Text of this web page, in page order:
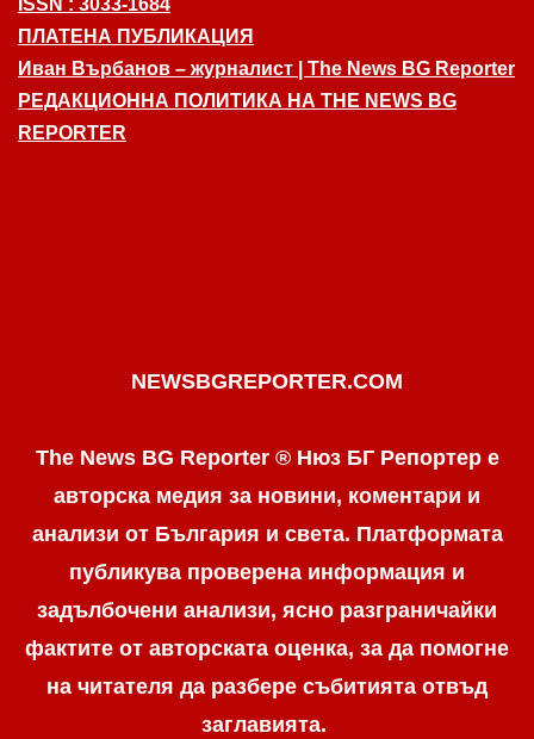
ISSN : 3033-1684
ПЛАТЕНА ПУБЛИКАЦИЯ
Иван Върбанов – журналист | The News BG Reporter
РЕДАКЦИОННА ПОЛИТИКА НА THE NEWS BG
REPORTER
NEWSBGREPORTER.COM
The News BG Reporter ® Нюз БГ Репортер е
авторска медия за новини, коментари и
анализи от България и света. Платформата
публикува проверена информация и
задълбочени анализи, ясно разграничaйки
фактите от авторската оценка, за да помогне
на читателя да разбере събитията отвъд
заглавията.